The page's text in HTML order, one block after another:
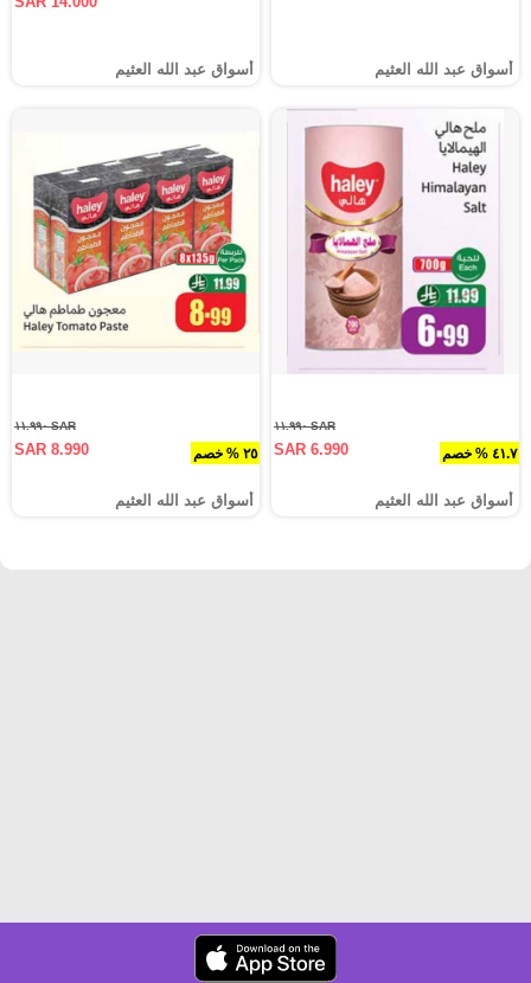
أسواق عبد الله العثيم أسواق عبد الله العثيم
٤١.٧ % خصم
SAR ١١.٩٩٠
SAR 6.990
أسواق عبد الله العثيم
٢٥ % خصم
SAR ١١.٩٩٠
SAR 8.990
أسواق عبد الله العثيم